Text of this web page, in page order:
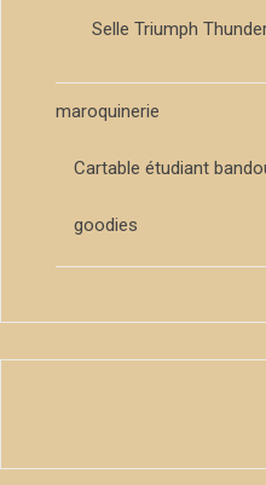
Selle Triumph
maroquinerie
Cartable étudiant
goodies